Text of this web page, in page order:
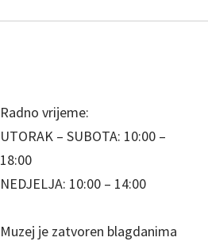
Radno vrijeme:
UTORAK – SUBOTA: 10:00 –
18:00
NEDJELJA: 10:00 – 14:00
Muzej je zatvoren blagdanima